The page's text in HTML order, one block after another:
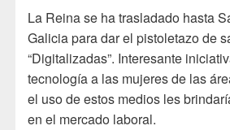
La Reina se ha trasladado hasta
Galicia para dar el pistoletazo de
“Digitalizadas”. Interesante
tecnología a las mujeres de las
el uso de estos medios les
en el mercado laboral.